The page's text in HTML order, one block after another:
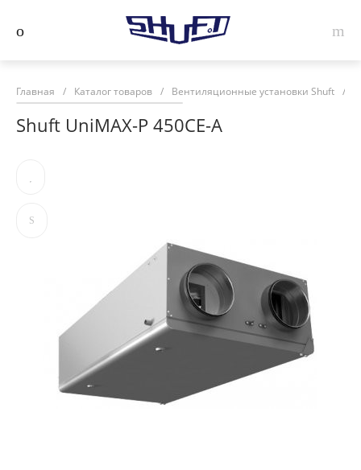
Главная / Каталог товаров / Вентиляционные установки Shuft /
Shuft UniMAX-P 450CE-A